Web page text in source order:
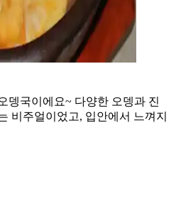
뎅국이에요~ 다양한 오뎅과 진
비주얼이었고, 입안에서 느껴지